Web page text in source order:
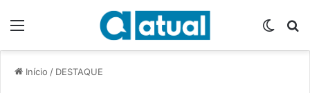
Início / DESTAQUE